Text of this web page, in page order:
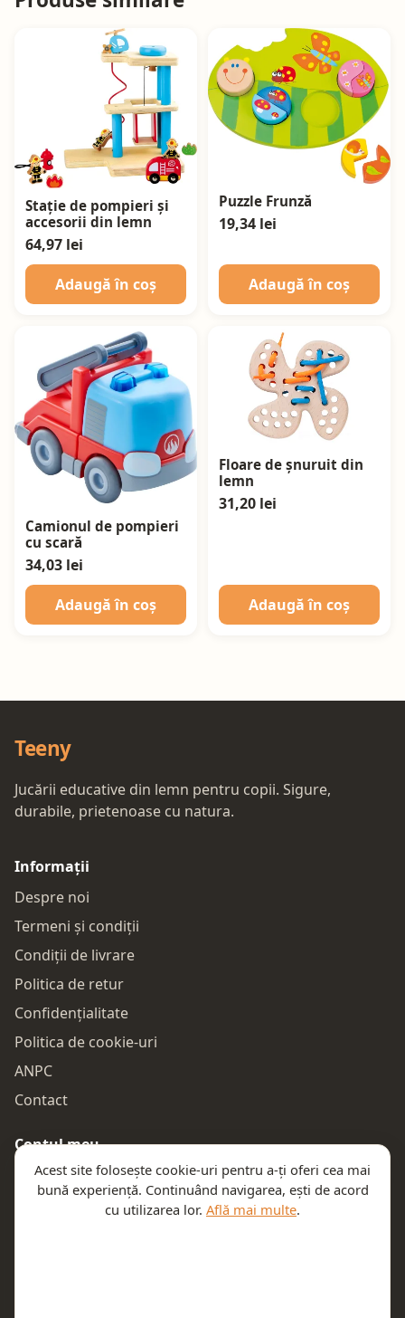
Stație de pompieri și
accesorii din lemn
64,97 lei
Adaugă în coș
Puzzle Frunză
19,34 lei
Adaugă în coș
Camionul de pompieri
cu scară
34,03 lei
Adaugă în coș
Floare de șnuruit din
lemn
31,20 lei
Adaugă în coș
Teeny
Jucării educative din lemn pentru copii. Sigure,
durabile, prietenoase cu natura.
Informații
Despre noi
Termeni și condiții
Condiții de livrare
Politica de retur
Confidențialitate
Politica de cookie-uri
ANPC
Contact
Contul meu
Autentificare
Comenzile mele
Acest site folosește cookie-uri pentru a-ți oferi cea mai
bună experiență. Continuând navigarea, ești de acord
cu utilizarea lor. Află mai multe.